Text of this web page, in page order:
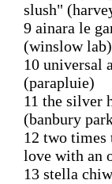
slush"
9 ainara le
(winslow lab)
10 universal
(parapluie)
11 the silver
(banbury
12 two
love with an
13 stella